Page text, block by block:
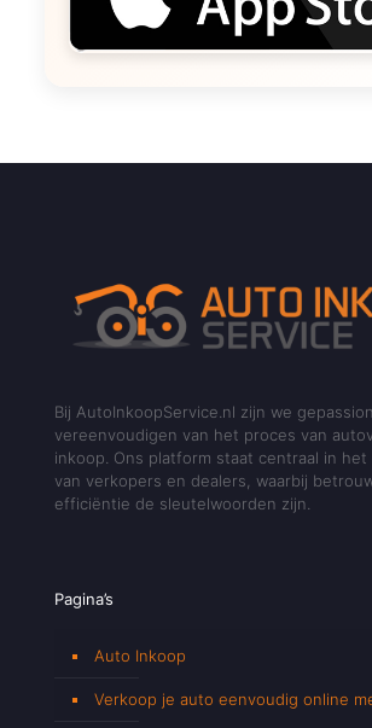
Bij AutoInkoopService.nl zijn we
vereenvoudigen van het proces van
inkoop. Ons platform staat centraal in het
van verkopers en dealers, waarbij
efficiëntie de sleutelwoorden zijn.
Pagina’s
Auto Inkoop
Verkoop je auto eenvoudig online